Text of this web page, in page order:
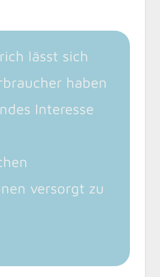
lässt sich
haben
Interesse
versorgt zu